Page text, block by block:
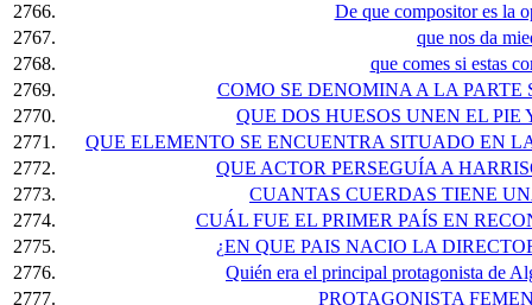
2766.
De que compositor es la
2767.
que nos da
2768.
que comes si estas
2769.
COMO SE DENOMINA A LA PARTE
2770.
QUE DOS HUESOS UNEN EL
2771.
QUE ELEMENTO SE ENCUENTRA SITUADO EN
2772.
QUE ACTOR PERSEGUÍA A
2773.
CUANTAS CUERDAS TIENE
2774.
CUÁL FUE EL PRIMER PAÍS EN
2775.
¿EN QUE PAIS NACIO LA
2776.
Quién era el principal protagonista de
2777.
PROTAGONISTA